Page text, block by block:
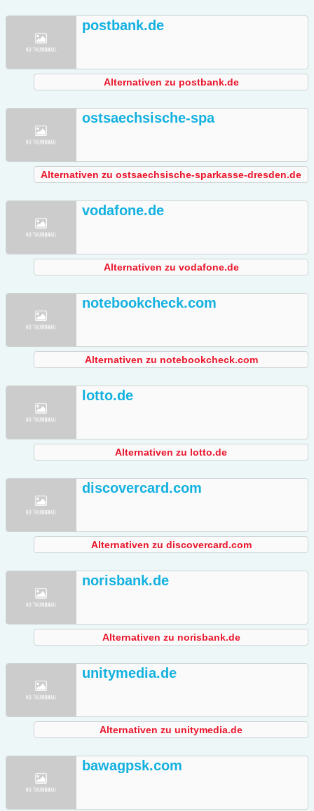
postbank.de
Alternativen zu postbank.de
ostsaechsische-spa
Alternativen zu ostsaechsische-sparkasse-dresden.de
vodafone.de
Alternativen zu vodafone.de
notebookcheck.com
Alternativen zu notebookcheck.com
lotto.de
Alternativen zu lotto.de
discovercard.com
Alternativen zu discovercard.com
norisbank.de
Alternativen zu norisbank.de
unitymedia.de
Alternativen zu unitymedia.de
bawagpsk.com